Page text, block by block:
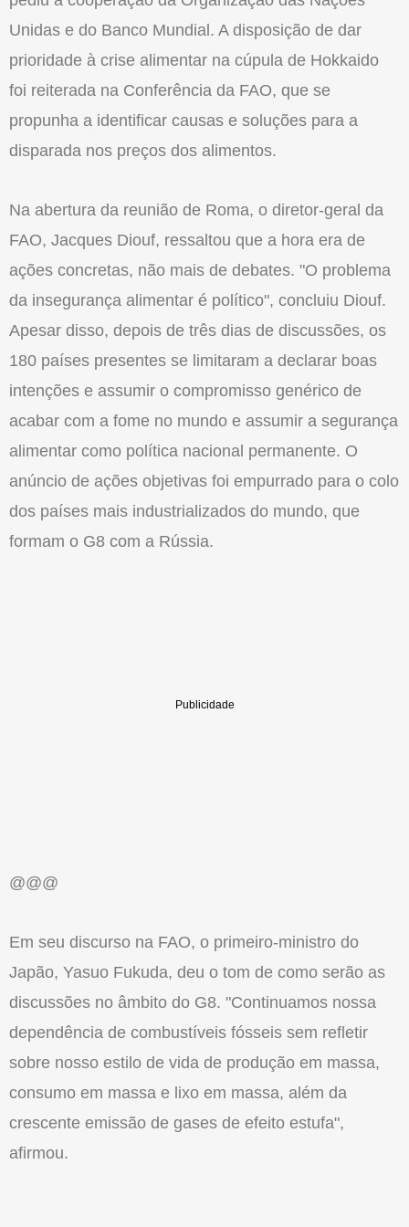
Unidas e do Banco Mundial. A disposição de dar
prioridade à crise alimentar na cúpula de Hokkaido
foi reiterada na Conferência da FAO, que se
propunha a identificar causas e soluções para a
disparada nos preços dos alimentos.
Na abertura da reunião de Roma, o diretor-geral da
FAO, Jacques Diouf, ressaltou que a hora era de
ações concretas, não mais de debates. "O problema
da insegurança alimentar é político", concluiu Diouf.
Apesar disso, depois de três dias de discussões, os
180 países presentes se limitaram a declarar boas
intenções e assumir o compromisso genérico de
acabar com a fome no mundo e assumir a segurança
alimentar como política nacional permanente. O
anúncio de ações objetivas foi empurrado para o colo
dos países mais industrializados do mundo, que
formam o G8 com a Rússia.
@@@
Em seu discurso na FAO, o primeiro-ministro do
Japão, Yasuo Fukuda, deu o tom de como serão as
discussões no âmbito do G8. "Continuamos nossa
dependência de combustíveis fósseis sem refletir
sobre nosso estilo de vida de produção em massa,
consumo em massa e lixo em massa, além da
crescente emissão de gases de efeito estufa",
afirmou.